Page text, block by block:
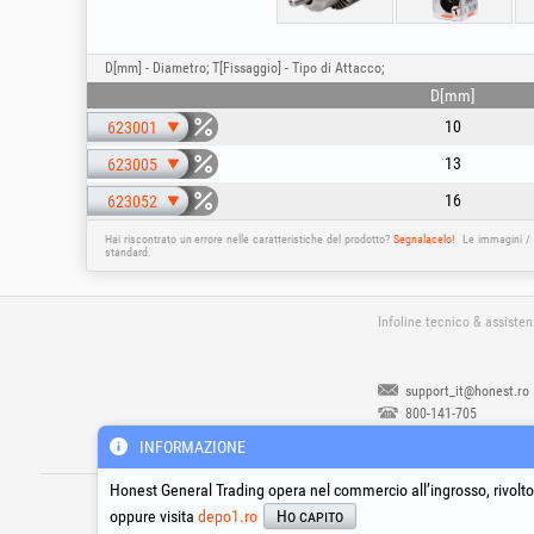
D[mm] - Diametro; T[Fissaggio] - Tipo di Attacco;
D[mm]
623001
10
623005 13
623052 16
Hai riscontrato un errore nelle caratteristiche del prodotto? Segnalacelo!
Le immagini /
standard.
Infoline tecnico &
support_it@honest.ro
800-141-705
HGT , EvoTools , EvoSanitary ,
INFORMAZIONE
Honest General Trading opera nel commercio all’ingrosso,
oppure visita depo1.ro Ho capito